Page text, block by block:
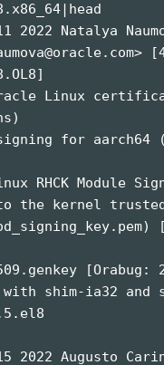
2022 Natalya
Linux
for aarch64
RHCK Module
to the kernel
[Orabug:
shim-ia32 and
2022 Augusto